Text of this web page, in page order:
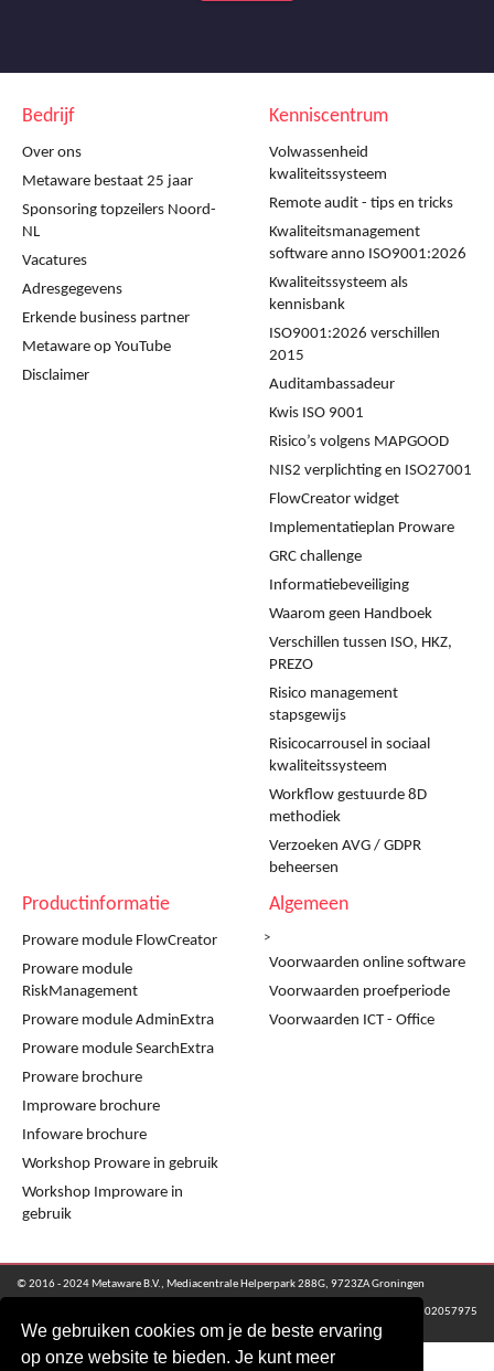
We gebruiken cookies om je de beste ervaring
op onze website te bieden. Je kunt meer
Bedrijf
Over ons
Metaware bestaat 25 jaar
Sponsoring topzeilers Noord-
NL
Vacatures
Adresgegevens
Erkende business partner
Metaware op YouTube
Disclaimer
Kenniscentrum
Volwassenheid
kwaliteitssysteem
Remote audit - tips en tricks
Kwaliteitsmanagement
software anno ISO9001:2026
Kwaliteitssysteem als
kennisbank
ISO9001:2026 verschillen
2015
Auditambassadeur
Kwis ISO 9001
Risico’s volgens MAPGOOD
NIS2 verplichting en ISO27001
FlowCreator widget
Implementatieplan Proware
GRC challenge
Informatiebeveiliging
Waarom geen Handboek
Verschillen tussen ISO, HKZ,
PREZO
Risico management
stapsgewijs
Risicocarrousel in sociaal
kwaliteitssysteem
Workflow gestuurde 8D
methodiek
Verzoeken AVG / GDPR
beheersen
Productinformatie
Proware module FlowCreator
Proware module
RiskManagement
Proware module AdminExtra
Proware module SearchExtra
Proware brochure
Improware brochure
Infoware brochure
Workshop Proware in gebruik
Workshop Improware in
gebruik
Algemeen
>
Voorwaarden online software
Voorwaarden proefperiode
Voorwaarden ICT - Office
© 2016 - 2024 Metaware B.V., Mediacentrale Helperpark 288G, 9723ZA Groningen
KvK Groningen nr: 02057975